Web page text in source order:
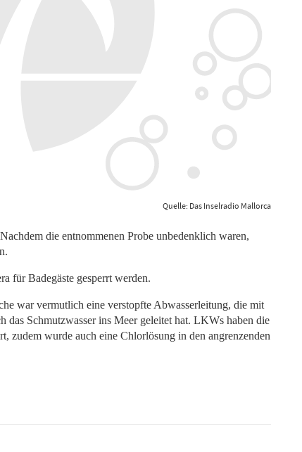
Quelle: Das Inselradio Mallorca
die entnommenen Probe unbedenklich waren,
für Badegäste gesperrt werden.
war vermutlich eine verstopfte Abwasserleitung, die mit
das Schmutzwasser ins Meer geleitet hat. LKWs haben die
zudem wurde auch eine Chlorlösung in den angrenzenden